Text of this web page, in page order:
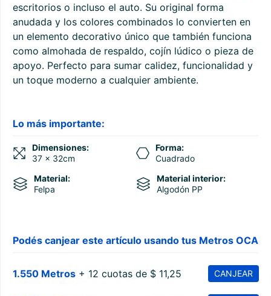
escritorios o incluso el auto. Su original forma
anudada y los colores combinados lo convierten en
un elemento decorativo único que también funciona
como almohada de respaldo, cojín lúdico o pieza de
apoyo. Perfecto para sumar calidez, funcionalidad y
un toque moderno a cualquier ambiente.
Lo más importante:
Dimensiones:
37 x 32cm
Forma:
Cuadrado
Material:
Felpa
Material interior:
Algodón PP
Podés canjear este artículo usando tus Metros OCA
1.550 Metros + 12 cuotas de $ 11,25 CANJEAR